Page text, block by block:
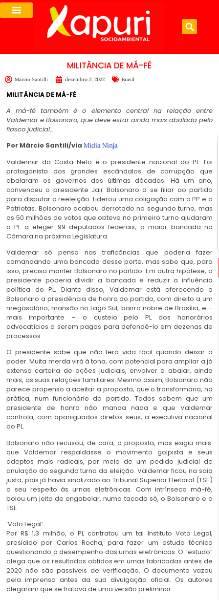
MILITÂNCIA DE MÁ-FÉ
Marcio Santilli dezembro 2, 2022 Brasil
MILITÂNCIA DE MÁ-FÉ
A má-fé também é o elemento central na relação entre
Valdemar e Bolsonaro, que deve estar ainda mais abalada pelo
fiasco judicial…
Por Márcio Santili/via Mídia Ninja
Valdemar da Costa Neto é o presidente nacional do PL. Foi
protagonista dos grandes escândalos de corrupção que
abalaram os governos das últimas décadas. Há um ano,
convenceu o presidente Jair Bolsonaro a se filiar ao partido
para disputar a reeleição. Liderou uma coligação com o PP e o
Patriotas. Bolsonaro acabou derrotado no segundo turno, mas
os 50 milhões de votos que obteve no primeiro turno ajudaram
o PL a eleger 99 deputados federais, a maior bancada na
Câmara na próxima Legislatura.
Valdemar só pensa nas traficâncias que poderia fazer
comandando uma bancada desse porte, mas sabe que, para
isso, precisa manter Bolsonaro no partido. Em outra hipótese, o
presidente poderia dividir a bancada e reduzir a influência
política do PL. Diante disso, Valdemar está oferecendo a
Bolsonaro a presidência de honra do partido, com direito a um
megasalário, mansão no Lago Sul, bairro nobre de Brasília, e –
mais importante – o custeio pelo PL dos honorários
advocatícios a serem pagos para defendê-lo em dezenas de
processos.
O presidente sabe que não terá vida fácil quando deixar o
poder. Muita merda virá à tona, com potencial para ampliar a já
extensa carteira de ações judiciais, envolver e abalar, ainda
mais, as suas relações familiares. Mesmo assim, Bolsonaro não
parece propenso a aceitar a proposta, que o transformaria, na
prática, num funcionário do partido. Todos sabem que um
presidente de honra não manda nada e que Valdemar
controla, com apaniguados diretos seus, a executiva nacional
do PL.
Bolsonaro não recusou, de cara, a proposta, mas exigiu mais:
que Valdemar respaldasse o movimento golpista e seus
adeptos mais radicais, por meio de um pedido judicial de
anulação do segundo turno da eleição. Valdemar ficou na saia
justa, pois já havia sinalizado ao Tribunal Superior Eleitoral (TSE)
o seu respeito às urnas eletrônicas. Com intrínseca má-fé,
bolou um jeito de engabelar, numa tacada só, o Bolsonaro e o
TSE.
‘Voto Legal’
Por R$ 1,3 milhão, o PL contratou um tal Instituto Voto Legal,
presidido por Carlos Rocha, para fazer um estudo técnico
questionando o desempenho das urnas eletrônicas. O “estudo”
alega que os resultados obtidos em urnas fabricadas antes de
2020 não são passíveis de verificação. O documento vazou
pela imprensa antes da sua divulgação oficial. Os autores
alegaram que se tratava de uma versão preliminar.